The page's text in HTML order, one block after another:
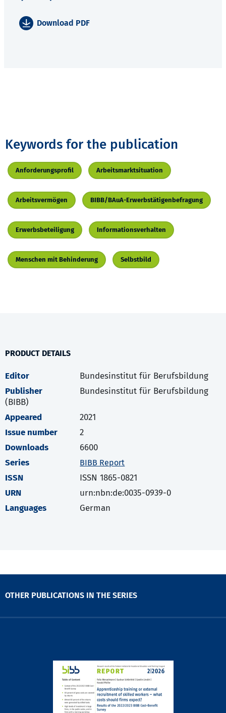
Download PDF
Keywords for the publication
Anforderungsprofil Arbeitsmarktsituation
Arbeitsvermögen BIBB/BAuA-Erwerbstätigenbefragung
Erwerbsbeteiligung Informationsverhalten
Menschen mit Behinderung Selbstbild
PRODUCT DETAILS
Editor
Bundesinstitut für Berufsbildung
Publisher
Bundesinstitut für Berufsbildung
(BIBB)
Appeared
2021
Issue number
2
Downloads
6600
Series
BIBB Report
ISSN
ISSN 1865-0821
URN
urn:nbn:de:0035-0939-0
Languages
German
OTHER PUBLICATIONS IN THE SERIES